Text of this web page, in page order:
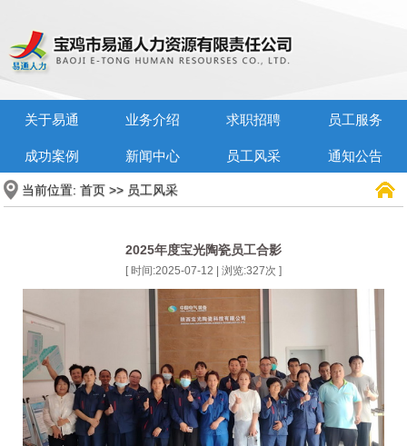
关于易通 业务介绍 求职招聘 员工服务
成功案例 新闻中心 员工风采 通知公告
当前位置: 首页 >> 员工风采
2025年度宝光陶瓷员工合影
[ 时间:2025-07-12 | 浏览:327次 ]